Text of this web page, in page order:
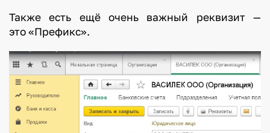
Также есть ещё очень важный реквизит —
это «Префикс».